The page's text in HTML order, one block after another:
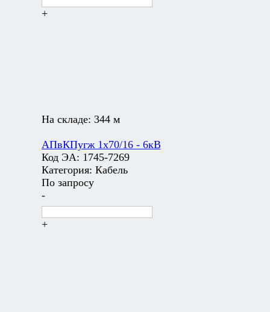
+
На складе: 344 м
АПвКПугж 1х70/16 - 6кВ
Код ЭА: 1745-7269
Категория: Кабель
По запросу
-
+